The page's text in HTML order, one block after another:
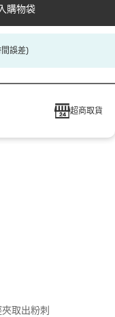
購物袋
誤差)
超商取貨
取出粉刺